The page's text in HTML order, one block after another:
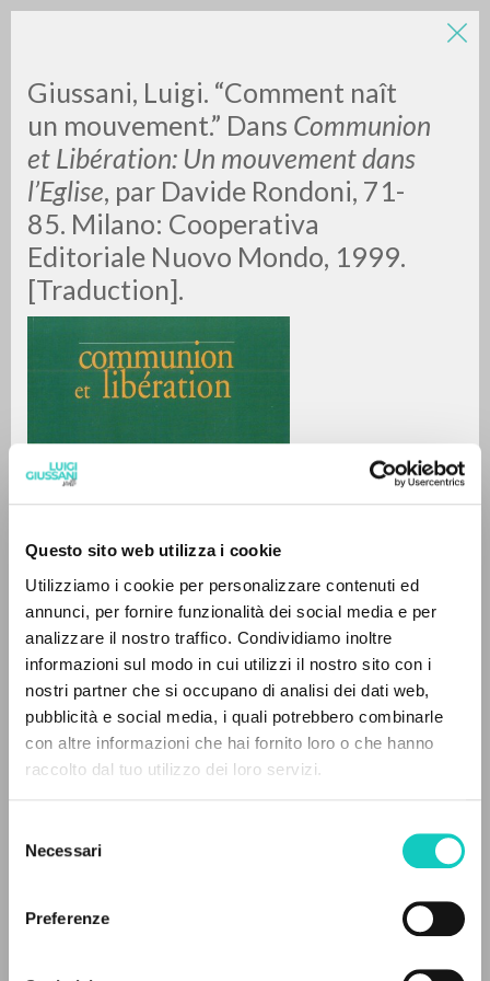
Questo sito web utilizza i cookie
Utilizziamo i cookie per personalizzare contenuti ed
annunci, per fornire funzionalità dei social media e per
analizzare il nostro traffico. Condividiamo inoltre
informazioni sul modo in cui utilizzi il nostro sito con i
nostri partner che si occupano di analisi dei dati web,
pubblicità e social media, i quali potrebbero combinarle
con altre informazioni che hai fornito loro o che hanno
raccolto dal tuo utilizzo dei loro servizi.
delNecessari
Preferenze
Giussani, Luigi. “Comment naît
un mouvement.” Dans Communion
et Libération: Un mouvement dans
l’Eglise, par Davide Rondoni, 71-
85. Milano: Cooperativa
Editoriale Nuovo Mondo, 1999.
[Traduction].
Giussani LuigiAuthor
Pitteloud DelphineTranslator
Cooperativa Editoriale Nuovo Mondo
Pages: 15
LUIGI
GIUSSANI
scritti
0RESULTS FOUND
MORE RESULTS